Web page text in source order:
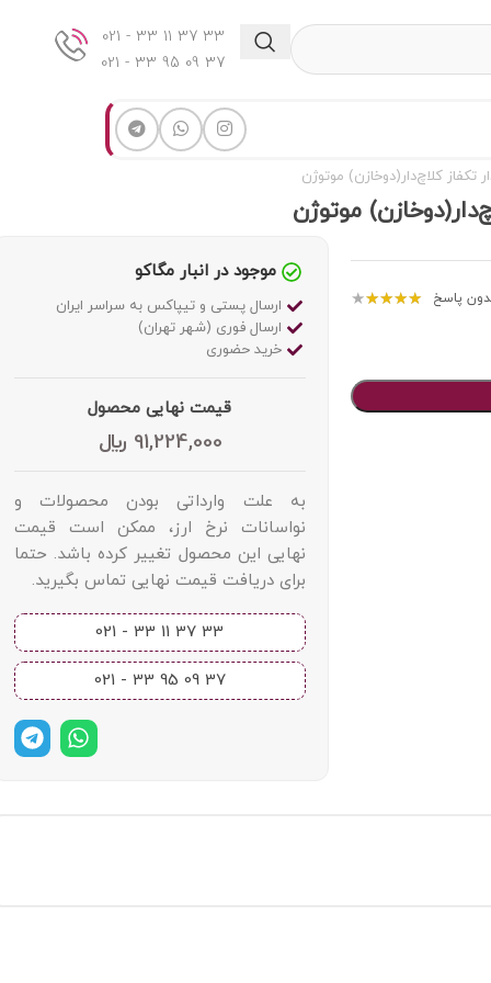
33 37 11 33 - 021
37 09 95 33 - 021
پاسخ ★
★
★
★
★
موجود در انبار مگاکو
ارسال پستی و تیپاکس به سراسر ایران
ارسال فوری (شهر تهران)
خرید حضوری
قیمت نهایی محصول
91,224,000 ﷼
به علت وارداتی بودن محصولات و
نواسانات نرخ ارز، ممکن است قیمت
نهایی این محصول تغییر کرده باشد. حتما
برای دریافت قیمت نهایی تماس بگیرید.
33 37 11 33 - 021​
37 09 95 33 - 021​